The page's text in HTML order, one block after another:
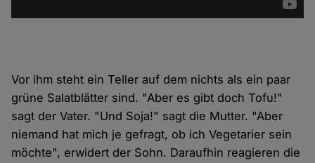
Vor ihm steht ein Teller auf dem nichts als ein paar
grüne Salatblätter sind. "Aber es gibt doch Tofu!"
sagt der Vater. "Und Soja!" sagt die Mutter. "Aber
niemand hat mich je gefragt, ob ich Vegetarier sein
möchte", erwidert der Sohn. Daraufhin reagieren die